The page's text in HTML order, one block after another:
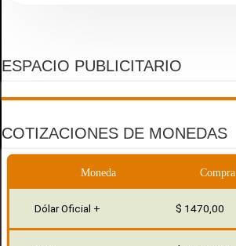
ESPACIO PUBLICITARIO
COTIZACIONES DE MONEDAS
Moneda Compra
Dólar Oficial + $ 1470,00